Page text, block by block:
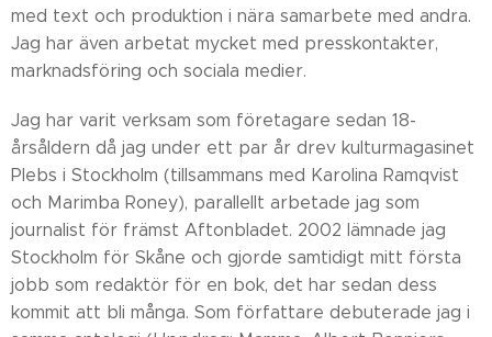
med text och produktion i nära samarbete med andra.
Jag har även arbetat mycket med presskontakter,
marknadsföring och sociala medier.
Jag har varit verksam som företagare sedan 18-
årsåldern då jag under ett par år drev kulturmagasinet
Plebs i Stockholm (tillsammans med Karolina Ramqvist
och Marimba Roney), parallellt arbetade jag som
journalist för främst Aftonbladet. 2002 lämnade jag
Stockholm för Skåne och gjorde samtidigt mitt första
jobb som redaktör för en bok, det har sedan dess
kommit att bli många. Som författare debuterade jag i